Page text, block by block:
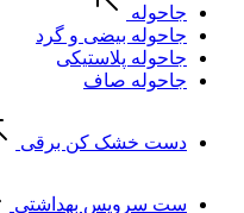
جاحوله
جاحوله بیضی و گرد
جاحوله پلاستیکی
جاحوله صاف
دست خشک کن برقی
ست سرویس بهداشتی